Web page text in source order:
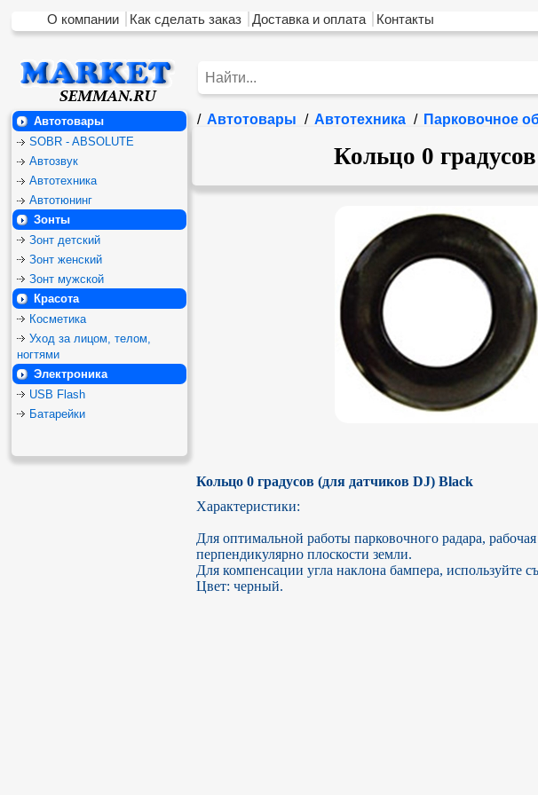
О компании Как сделать заказ Доставка и оплата Контакты
Автотовары
SOBR - ABSOLUTE
Автозвук
Автотехника
Автотюнинг
Зонты
Зонт детский
Зонт женский
Зонт мужской
Красота
Косметика
Уход за лицом, телом,
ногтями
Электроника
USB Flash
Батарейки
/ Автотовары / Автотехника / Парковочное
Кольцо 0
Кольцо 0 градусов (для датчиков DJ) Black
Характеристики:
Для оптимальной работы парковочного радара,
перпендикулярно плоскости земли.
Для компенсации угла наклона бампера, используйте
Цвет: черный.